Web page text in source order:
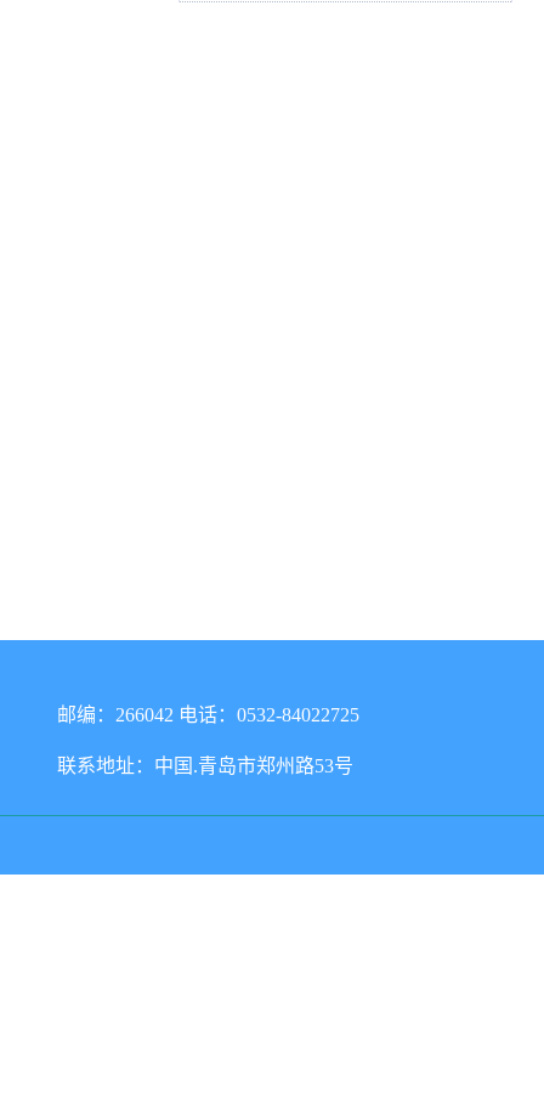
邮编：266042 电话：0532-84022725
联系地址：中国.青岛市郑州路53号